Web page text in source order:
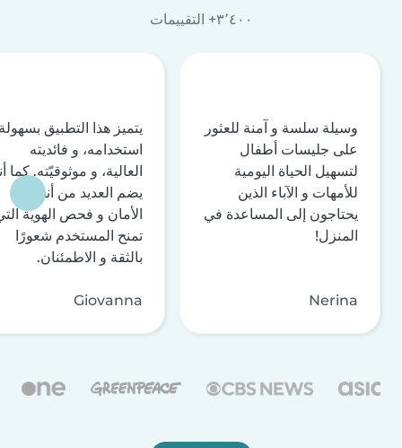
٣٬٤٠٠+ التقييمات
وسيلة سلسة و آمنة للعثور
على جليسات أطفال
لتسهيل الحياة اليومية
للأمهات و الآباء الذين
يحتاجون إلى المساعدة في
المنزل!
Nerina
يتميز هذا التطبيق
استخدامه، و فائديته
العالية، و موثوقيّته. كما
يضم العديد من أنظمة
الأمان و فحص الهوية
تمنح المستخدم شعورًا
بالثقة و الاطمئنان.
Giovanna